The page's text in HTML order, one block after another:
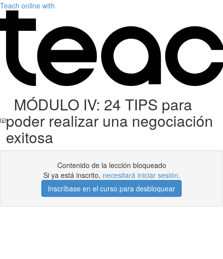
Teach online with
MÓDULO IV: 24 TIPS para
poder realizar una negociación
exitosa
Contenido de la lección bloqueado
Si ya está inscrito, necesitará iniciar sesión.
Inscríbase en el curso para desbloquear